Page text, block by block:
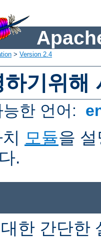
> Version 2.4
기위해
능한 언어:
모듈을
.
한 간단한